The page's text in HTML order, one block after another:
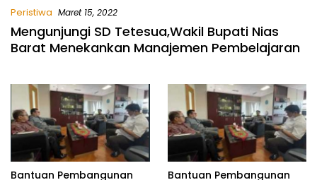
Peristiwa Maret 15, 2022
Mengunjungi SD Tetesua,Wakil Bupati Nias
Barat Menekankan Manajemen Pembelajaran
Bantuan Pembangunan
Bantuan Pembangunan